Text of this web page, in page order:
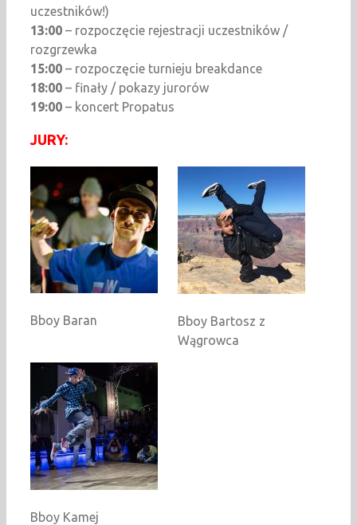
uczestników!)
13:00 – rozpoczęcie rejestracji uczestników /
rozgrzewka
15:00 – rozpoczęcie turnieju breakdance
18:00 – finały / pokazy jurorów
19:00 – koncert Propatus
JURY:
Bboy Baran
Bboy Bartosz z
Wągrowca
Bboy Kamej